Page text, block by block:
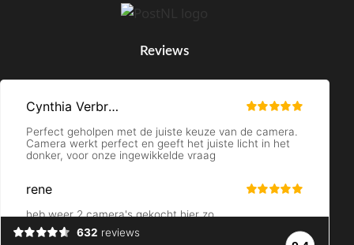
Reviews